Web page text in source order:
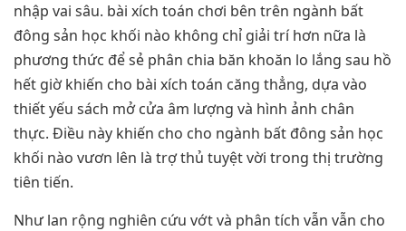
nhập vai sâu. bài xích toán chơi bên trên ngành bất
đông sản học khối nào không chỉ giải trí hơn nữa là
phương thức để sẻ phân chia băn khoăn lo lắng sau hồ
hết giờ khiến cho bài xích toán căng thẳng, dựa vào
thiết yếu sách mở cửa âm lượng và hình ảnh chân
thực. Điều này khiến cho cho ngành bất đông sản học
khối nào vươn lên là trợ thủ tuyệt vời trong thị trường
tiên tiến.
Như lan rộng nghiên cứu vớt và phân tích vẫn vẫn cho